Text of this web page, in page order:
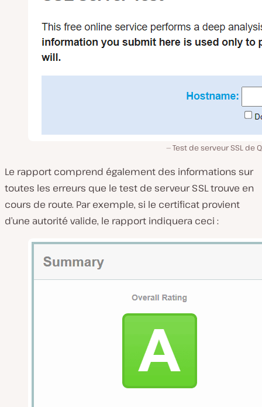
Test de serveur SSL de
Le rapport comprend également des informations sur
toutes les erreurs que le test de serveur SSL trouve en
cours de route. Par exemple, si le certificat provient
d’une autorité valide, le rapport indiquera ceci :